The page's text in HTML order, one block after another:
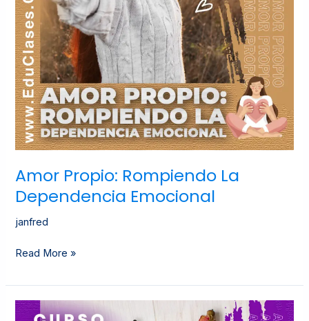
Amor Propio: Rompiendo La
Dependencia Emocional
janfred
Read More »
Aretes